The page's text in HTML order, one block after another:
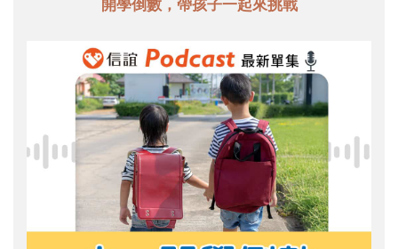
開學倒數，帶孩子一起來挑戰